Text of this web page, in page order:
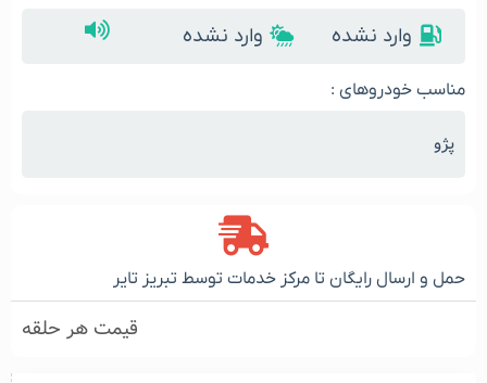
وارد نشده وارد نشده
مناسب خودروهای :
پژو
حمل و ارسال رایگان تا مرکز خدمات توسط تبریز تایر
قیمت هر حلقه